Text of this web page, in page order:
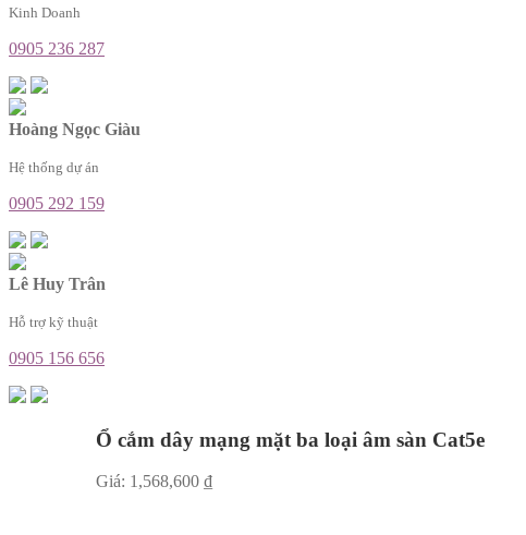
Kinh Doanh
0905 236 287
Hoàng Ngọc Giàu
Hệ thống dự án
0905 292 159
Lê Huy Trân
Hỗ trợ kỹ thuật
0905 156 656
Ổ cắm dây mạng mặt ba loại âm sàn Cat5e
Giá: 1,568,600 ₫